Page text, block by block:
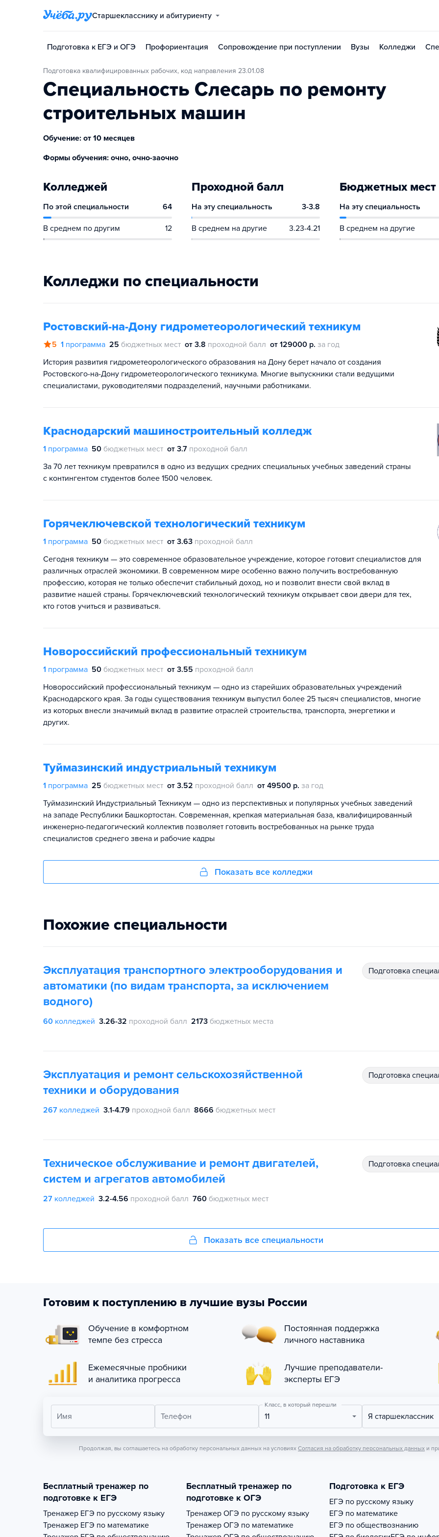
Старшекласснику и абитуриенту
Подготовка к ЕГЭ и ОГЭ Профориентация Сопровождение при поступлении Вузы Колледжи
Подготовка квалифицированных рабочих, код направления 23.01.08
Специальность Слесарь по ремонту
строительных машин
Обучение: от 10 месяцев
Формы обучения: очно, очно-заочно
Колледжей
По этой специальности 64
В среднем по другим 12
Проходной балл
На эту специальность 3-3.8
В среднем на другие 3.23-4.21
Бюджетных мест
На эту специальность
В среднем на другие
Колледжи по специальности
Ростовский-на-Дону гидрометеорологический техникум
5 1 программа 25 бюджетных мест от 3.8 проходной балл от 129000 р. за год
История развития гидрометеорологического образования на Дону берет начало от создания
Ростовского-на-Дону гидрометеорологического техникума. Многие выпускники стали ведущими
специалистами, руководителями подразделений, научными работниками.
Краснодарский машиностроительный колледж
1 программа 50 бюджетных мест от 3.7 проходной балл
За 70 лет техникум превратился в одно из ведущих средних специальных учебных заведений страны
с контингентом студентов более 1500 человек.
Горячеключевской технологический техникум
1 программа 50 бюджетных мест от 3.63 проходной балл
Сегодня техникум — это современное образовательное учреждение, которое готовит специалистов для
различных отраслей экономики. В современном мире особенно важно получить востребованную
профессию, которая не только обеспечит стабильный доход, но и позволит внести свой вклад в
развитие нашей страны. Горячеключевский технологический техникум открывает свои двери для тех,
кто готов учиться и развиваться.
Новороссийский профессиональный техникум
1 программа 50 бюджетных мест от 3.55 проходной балл
Новороссийский профессиональный техникум — одно из старейших образовательных учреждений
Краснодарского края. За годы существования техникум выпустил более 25 тысяч специалистов, многие
из которых внесли значимый вклад в развитие отраслей строительства, транспорта, энергетики и
других.
Туймазинский индустриальный техникум
1 программа 25 бюджетных мест от 3.52 проходной балл от 49500 р. за год
Туймазинский Индустриальный Техникум — одно из перспективных и популярных учебных заведений
на западе Республики Башкортостан. Современная, крепкая материальная база, квалифицированный
инженерно-педагогический коллектив позволяет готовить востребованных на рынке труда
специалистов среднего звена и рабочие кадры
Показать все колледжи
Похожие специальности
Эксплуатация транспортного электрооборудования и
автоматики (по видам транспорта, за исключением
водного)
подготовка
60 колледжей 3.26-32 проходной балл 2173 бюджетных места
Эксплуатация и ремонт сельскохозяйственной
техники и оборудования
подготовка
267 колледжей 3.1-4.79 проходной балл 8666 бюджетных мест
Техническое обслуживание и ремонт двигателей,
систем и агрегатов автомобилей
подготовка
27 колледжей 3.2-4.56 проходной балл 760 бюджетных мест
Показать все специальности
Готовим к поступлению в лучшие вузы России
Обучение в комфортном
темпе без стресса
Постоянная поддержка
личного наставника
Ежемесячные пробники
и аналитика прогресса
Лучшие преподаватели-
эксперты ЕГЭ
Имя Телефон
Класс, в который перешли
11 Я старшеклассник
Продолжая, вы соглашаетесь на обработку персональных данных на условиях Согласия на обработку персональных данных и
Бесплатный тренажер по
подготовке к ЕГЭ
Тренажер ЕГЭ по русскому языку
Тренажер ЕГЭ по математике
Бесплатный тренажер по
подготовке к ОГЭ
Тренажер ОГЭ по русскому языку
Тренажер ОГЭ по математике
Подготовка к ЕГЭ
ЕГЭ по русскому языку
ЕГЭ по математике
ЕГЭ по обществознанию